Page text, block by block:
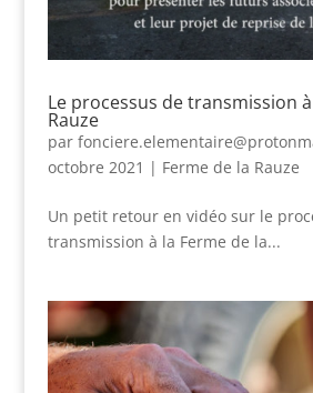
Le processus de transmission
Rauze
par
octobre 2021 | Ferme de la Rauze
Un petit retour en vidéo sur le
transmission à la Ferme de la...